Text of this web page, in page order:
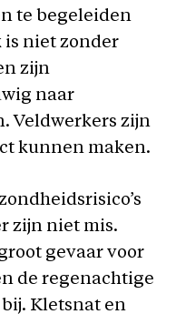
te begeleiden
is niet zonder
zijn
naar
Veldwerkers zijn
kunnen maken.
zijn niet mis.
gevaar voor
de regenachtige
Kletsnat en